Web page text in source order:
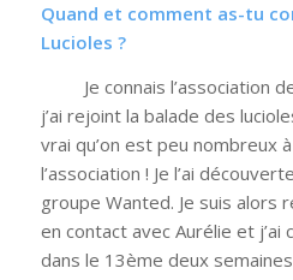
Quand et comment as-tu
Lucioles ?
Je connais l’association
j’ai rejoint la balade des
vrai qu’on est peu nombreux
l’association ! Je l’ai
groupe Wanted. Je suis alors
en contact avec Aurélie et j’ai
dans le 13ème deux